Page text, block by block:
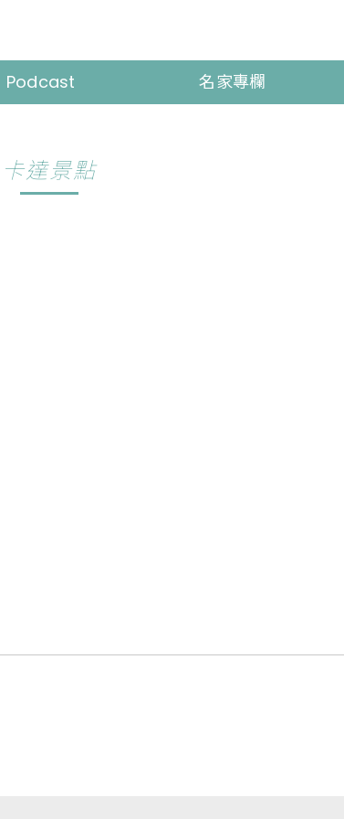
Podcast 名家專欄
卡達景點